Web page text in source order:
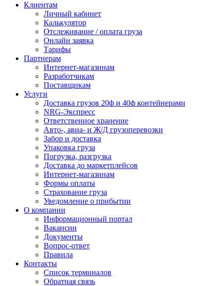
Клиентам
Личный кабинет
Калькулятор
Отслеживание / оплата груза
Онлайн заявка
Тарифы
Партнерам
Интернет-магазинам
Разработчикам
Поставщикам
Услуги
Доставка грузов 20ф и 40ф контейнерами
NRG-Экспресс
Ответственное хранение
Авто-, авиа- и Ж/Д грузоперевозки
Забор и доставка
Упаковка груза
Погрузка, разгрузка
Доставка до маркетплейсов
Интернет-магазинам
Формы оплаты
Страхование груза
Уведомление о прибытии
О компании
Информационный портал
Вакансии
Документы
Вопрос-ответ
Правила
Контакты
Список терминалов
Обратная связь